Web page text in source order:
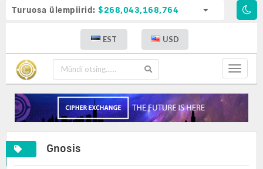
Turuosa ülempiirid: $268,043,168,764
EST USD
Toggle
Gnosis